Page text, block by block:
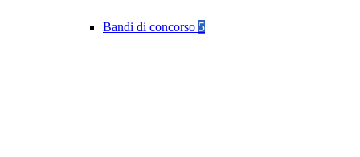
Bandi di concorso 5